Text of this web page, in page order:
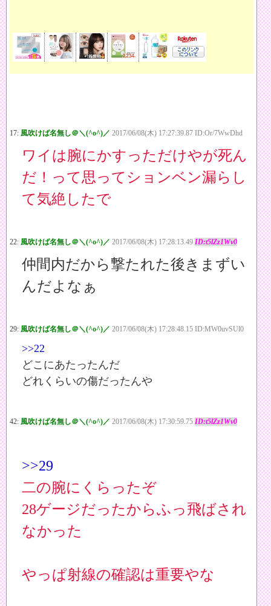
17: 風吹けば名無し＠＼(^o^)／ 2017/06/08(木) 17:27:39.87 ID:Or/7WwDhd
ワイは腕にかすっただけやが死ん
だ！って思ってションベン漏らし
て気絶したで
22: 風吹けば名無し＠＼(^o^)／ 2017/06/08(木) 17:28:13.49 ID:t5lZz1Wv0
仲間内だから撃たれた後きまずい
んだよなぁ
29: 風吹けば名無し＠＼(^o^)／ 2017/06/08(木) 17:28:48.15 ID:MW0uvSUl0
>>22
どこにあたったんだ
どれくらいの傷だったんや
42: 風吹けば名無し＠＼(^o^)／ 2017/06/08(木) 17:30:59.75 ID:t5lZz1Wv0
>>29
二の腕にくらったぞ
28ゲージだったからふっ飛ばされ
なかった
やっぱ射線の確認は重要やな